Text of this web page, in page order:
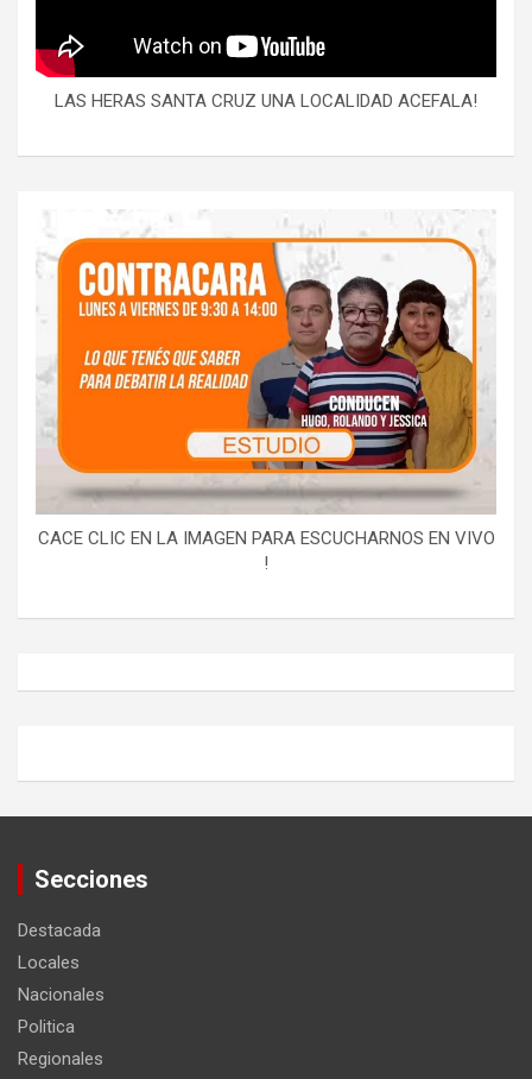
LAS HERAS SANTA CRUZ UNA LOCALIDAD ACEFALA!
CACE CLIC EN LA IMAGEN PARA ESCUCHARNOS EN VIVO
!
Secciones
Destacada
Locales
Nacionales
Politica
Regionales